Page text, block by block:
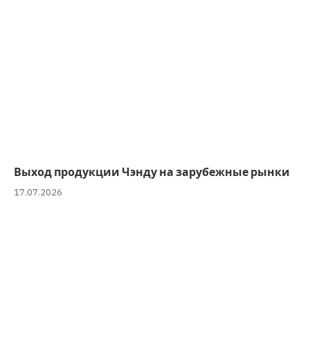
Выход продукции Чэнду на зарубежные рынки
17.07.2026